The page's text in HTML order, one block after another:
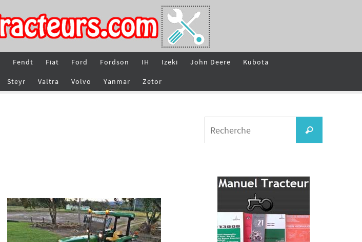
Fendt Fiat Ford Fordson IH Izeki John Deere Kubota
Steyr Valtra Volvo Yanmar Zetor
Recherche